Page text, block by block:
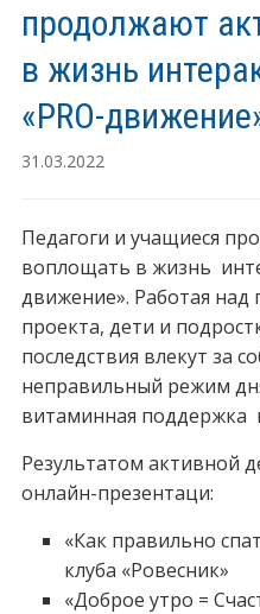
продолжают
в жизнь
«PRO-
31.03.2022
Педагоги и учащиеся
воплощать в жизнь
движение». Работая
проекта, дети и
последствия влекут за
неправильный режим
витаминная поддержка
Результатом активной
онлайн-презентаци:
«Как правильно
клуба «Ровесник»
«Доброе утро =